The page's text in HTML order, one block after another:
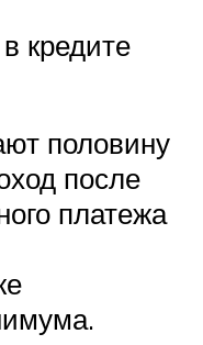
кредите
половину
после
платежа